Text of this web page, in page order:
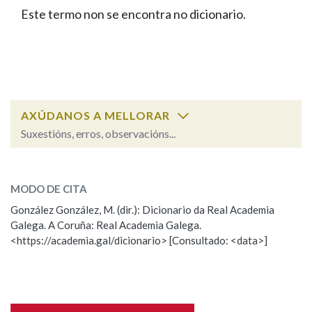
FIGURAS HOMENAXEADAS
PORTAL DAS PALABRAS
Facebook
TwitterYoutubeInstagram
Bluesky
BUSCAR NOS LEMAS
Remata por
BUSCAR NO CONTIDO
Nas definicións
Este termo non se encontra no dicionario.
AXÚDANOS A MELLORAR
Suxestións, erros, observacións...
Observación
Nome
MODO DE CITA
González González, M. (dir.): Dicionario da Real Academia
Galega. A Coruña: Real Academia Galega.
<https://academia.gal/dicionario> [Consultado: <data>]